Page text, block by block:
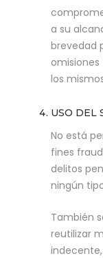
a su
brevedad
los
USO DEL
No está
fines
delitos
ningún
También
reutilizar